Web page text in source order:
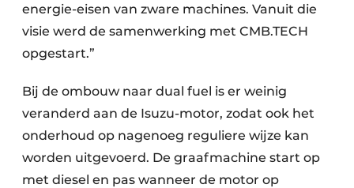
energie-eisen van zware machines. Vanuit die
visie werd de samenwerking met CMB.TECH
opgestart.”
Bij de ombouw naar dual fuel is er weinig
veranderd aan de Isuzu-motor, zodat ook het
onderhoud op nagenoeg reguliere wijze kan
worden uitgevoerd. De graafmachine start op
met diesel en pas wanneer de motor op